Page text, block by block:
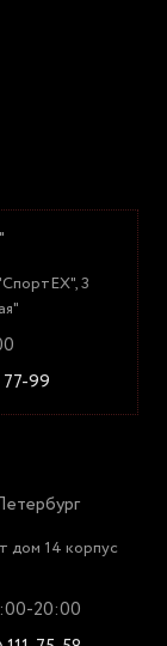
3
77-99
дом 14 корпус
20:00